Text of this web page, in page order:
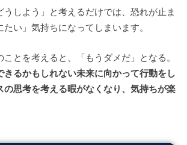
うしよう」と考えるだけでは、恐れが止ま
い」気持ちになってしまいます。
とを考えると、「もうダメだ」となる。
きるかもしれない未来に向かって行動をし
の思考を考える暇がなくなり、気持ちが楽